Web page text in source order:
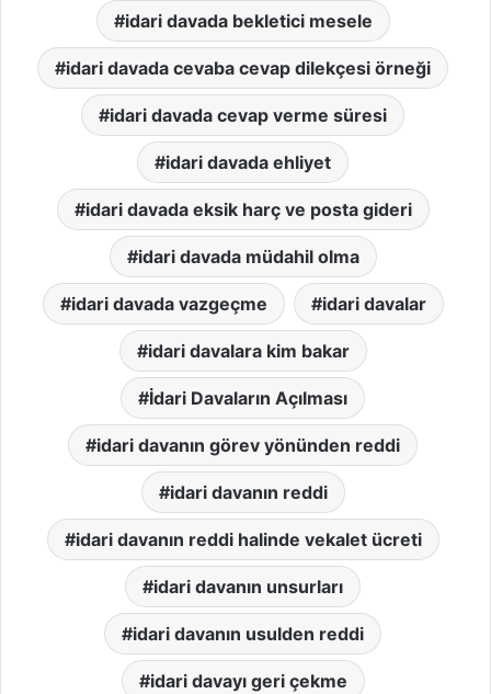
idari davada bekletici mesele
idari davada cevaba cevap dilekçesi örneği
idari davada cevap verme süresi
idari davada ehliyet
idari davada eksik harç ve posta gideri
idari davada müdahil olma
idari davada vazgeçme idari davalar
idari davalara kim bakar
İdari Davaların Açılması
idari davanın görev yönünden reddi
idari davanın reddi
idari davanın reddi halinde vekalet ücreti
idari davanın unsurları
idari davanın usulden reddi
idari davayı geri çekme